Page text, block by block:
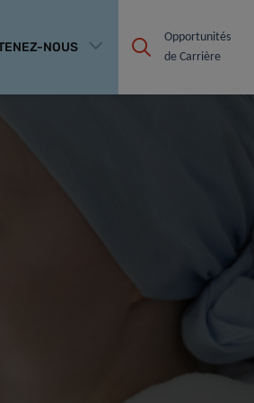
NOUS
Opportunités
de Carrière